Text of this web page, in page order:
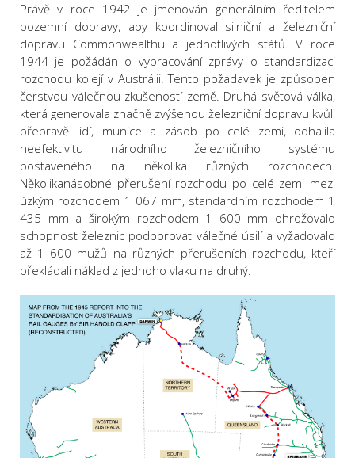
Právě v roce 1942 je jmenován generálním ředitelem
pozemní dopravy, aby koordinoval silniční a železniční
dopravu Commonwealthu a jednotlivých států. V roce
1944 je požádán o vypracování zprávy o standardizaci
rozchodu kolejí v Austrálii. Tento požadavek je způsoben
čerstvou válečnou zkušeností země. Druhá světová válka,
která generovala značně zvýšenou železniční dopravu kvůli
přepravě lidí, munice a zásob po celé zemi, odhalila
neefektivitu národního železničního systému
postaveného na několika různých rozchodech.
Několikanásobné přerušení rozchodu po celé zemi mezi
úzkým rozchodem 1 067 mm, standardním rozchodem 1
435 mm a širokým rozchodem 1 600 mm ohrožovalo
schopnost železnic podporovat válečné úsilí a vyžadovalo
až 1 600 mužů na různých přerušeních rozchodu, kteří
překládali náklad z jednoho vlaku na druhý.